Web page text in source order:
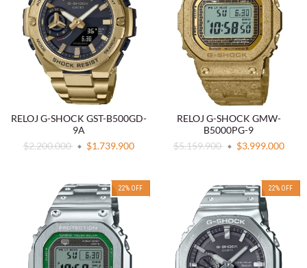
RELOJ G-SHOCK GST-B500GD-
9A
$2.200.000
$1.739.900
RELOJ G-SHOCK GMW-
B5000PG-9
$5.159.900
$3.999.000
22% OFF 22% OFF